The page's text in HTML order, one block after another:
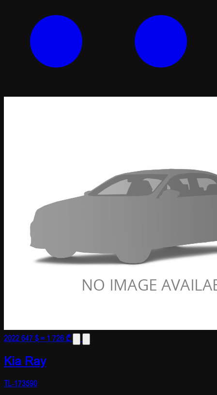
2022647 $≈ 1 726 ₾
Kia Ray
TL-173590